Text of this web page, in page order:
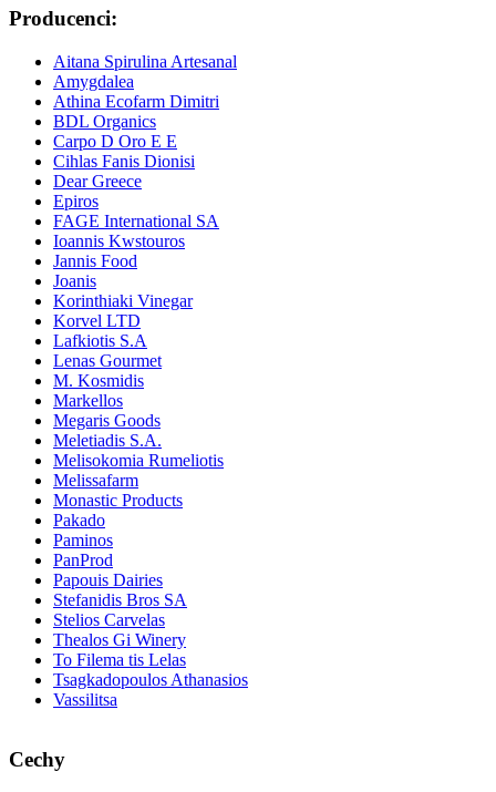
Producenci:
Aitana Spirulina Artesanal
Amygdalea
Athina Ecofarm Dimitri
BDL Organics
Carpo D Oro E E
Cihlas Fanis Dionisi
Dear Greece
Epiros
FAGE International SA
Ioannis Kwstouros
Jannis Food
Joanis
Korinthiaki Vinegar
Korvel LTD
Lafkiotis S.A
Lenas Gourmet
M. Kosmidis
Markellos
Megaris Goods
Meletiadis S.A.
Melisokomia Rumeliotis
Melissafarm
Monastic Products
Pakado
Paminos
PanProd
Papouis Dairies
Stefanidis Bros SA
Stelios Carvelas
Thealos Gi Winery
To Filema tis Lelas
Tsagkadopoulos Athanasios
Vassilitsa
Cechy